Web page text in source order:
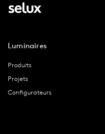
Luminaires
Produits
Projets
Configurateurs